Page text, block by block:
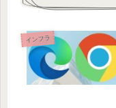
インフラ